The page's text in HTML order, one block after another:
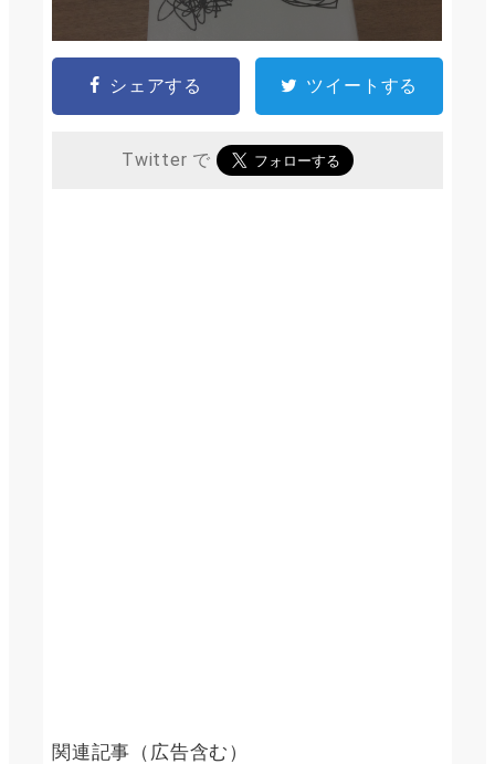
シェアする ツイートする
Twitter で
関連記事（広告含む）